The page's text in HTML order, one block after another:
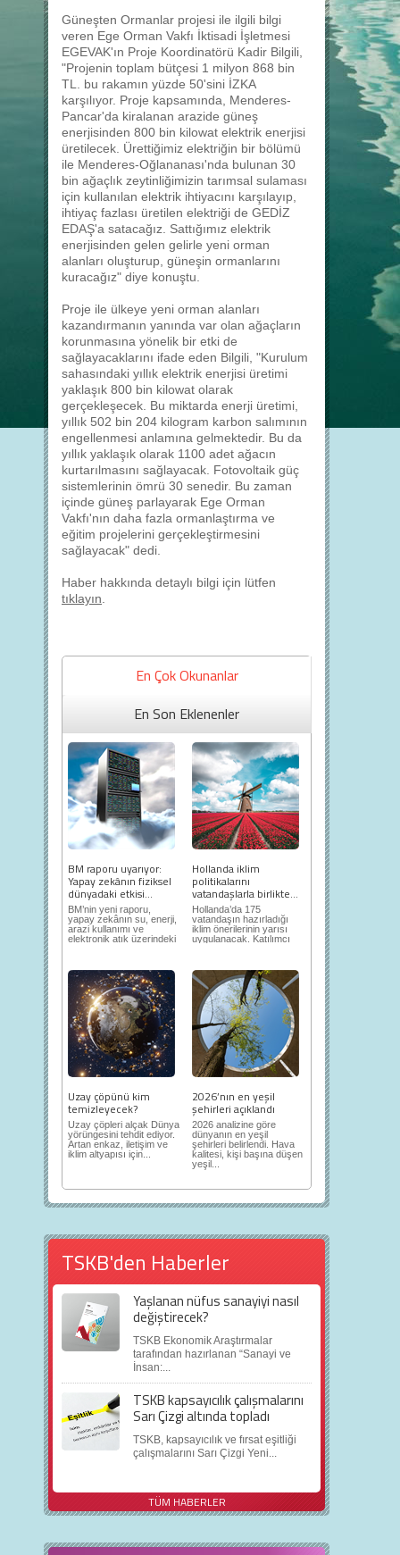
Güneşten Ormanlar projesi ile ilgili bilgi
veren Ege Orman Vakfı İktisadi İşletmesi
EGEVAK'ın Proje Koordinatörü Kadir Bilgili,
"Projenin toplam bütçesi 1 milyon 868 bin
TL. bu rakamın yüzde 50'sini İZKA
karşılıyor. Proje kapsamında, Menderes-
Pancar'da kiralanan arazide güneş
enerjisinden 800 bin kilowat elektrik enerjisi
üretilecek. Ürettiğimiz elektriğin bir bölümü
ile Menderes-Oğlananası'nda bulunan 30
bin ağaçlık zeytinliğimizin tarımsal sulaması
için kullanılan elektrik ihtiyacını karşılayıp,
ihtiyaç fazlası üretilen elektriği de GEDİZ
EDAŞ'a satacağız. Sattığımız elektrik
enerjisinden gelen gelirle yeni orman
alanları oluşturup, güneşin ormanlarını
kuracağız" diye konuştu.
Proje ile ülkeye yeni orman alanları
kazandırmanın yanında var olan ağaçların
korunmasına yönelik bir etki de
sağlayacaklarını ifade eden Bilgili, "Kurulum
sahasındaki yıllık elektrik enerjisi üretimi
yaklaşık 800 bin kilowat olarak
gerçekleşecek. Bu miktarda enerji üretimi,
yıllık 502 bin 204 kilogram karbon salımının
engellenmesi anlamına gelmektedir. Bu da
yıllık yaklaşık olarak 1100 adet ağacın
kurtarılmasını sağlayacak. Fotovoltaik güç
sistemlerinin ömrü 30 senedir. Bu zaman
içinde güneş parlayarak Ege Orman
Vakfı'nın daha fazla ormanlaştırma ve
eğitim projelerini gerçekleştirmesini
sağlayacak" dedi.
Haber hakkında detaylı bilgi için lütfen
tıklayın
En Çok Okunanlar
En Son Eklenenler
BM raporu uyarıyor:
Yapay zekânın fiziksel
dünyadaki etkisi...
BM’nin yeni raporu,
yapay zekânın su, enerji,
arazi kullanımı ve
elektronik atık üzerindeki
Hollanda iklim
politikalarını
vatandaşlarla birlikte...
Hollanda’da 175
vatandaşın hazırladığı
iklim önerilerinin yarısı
uygulanacak. Katılımcı
Uzay çöpünü kim
temizleyecek?
Uzay çöpleri alçak Dünya
yörüngesini tehdit ediyor.
Artan enkaz, iletişim ve
iklim altyapısı için...
2026’nın en yeşil
şehirleri açıklandı
2026 analizine göre
dünyanın en yeşil
şehirleri belirlendi. Hava
kalitesi, kişi başına düşen
yeşil...
TSKB'den Haberler
Yaşlanan nüfus sanayiyi nasıl
değiştirecek?
TSKB Ekonomik Araştırmalar
tarafından hazırlanan “Sanayi ve
İnsan:...
TSKB kapsayıcılık çalışmalarını
Sarı Çizgi altında topladı
TSKB, kapsayıcılık ve fırsat eşitliği
çalışmalarını Sarı Çizgi Yeni...
TÜM HABERLER